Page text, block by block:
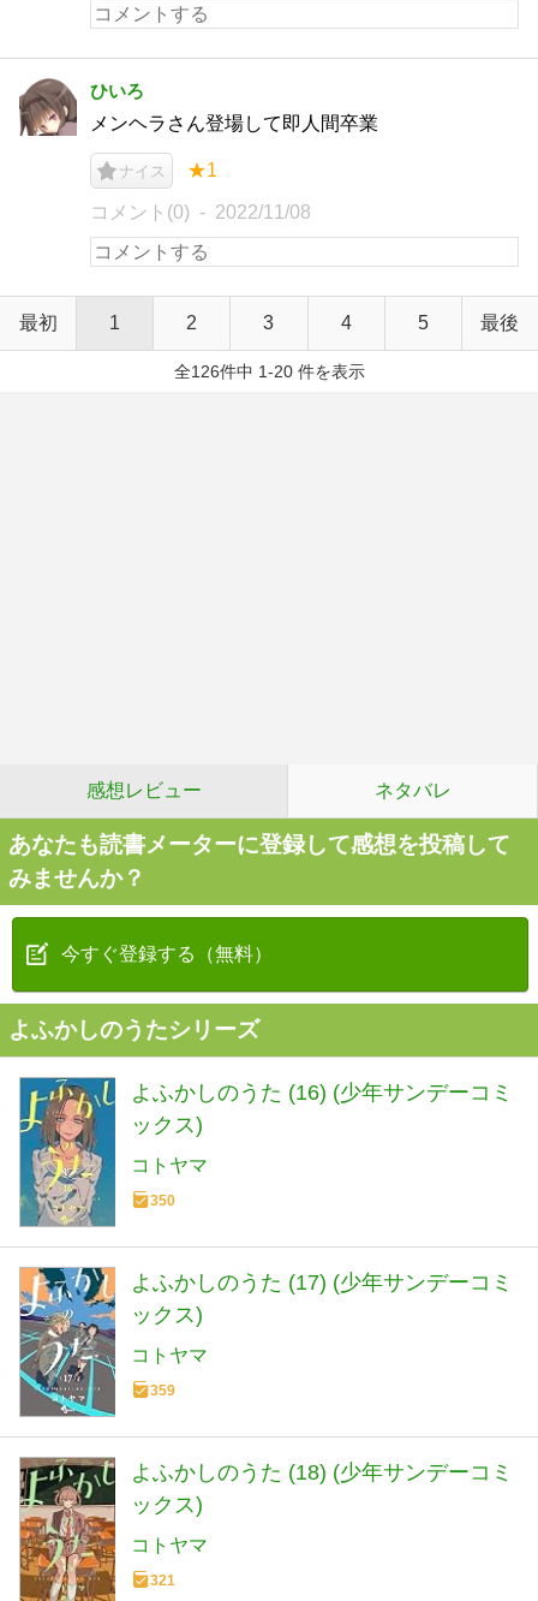
ひいろ
メンヘラさん登場して即人間卒業
ナイス ★1
コメント(0) 2022/11/08
最初 1 2 3 4 5 最後
全126件中 1-20 件を表示
感想レビュー ネタバレ
あなたも読書メーターに登録して感想を投稿して
みませんか？
今すぐ登録する（無料）
よふかしのうたシリーズ
よふかしのうた (16) (少年サンデーコミ
ックス)
コトヤマ
350
よふかしのうた (17) (少年サンデーコミ
ックス)
コトヤマ
359
よふかしのうた (18) (少年サンデーコミ
ックス)
コトヤマ
321